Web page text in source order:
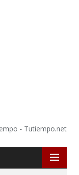
- Tutiempo.net